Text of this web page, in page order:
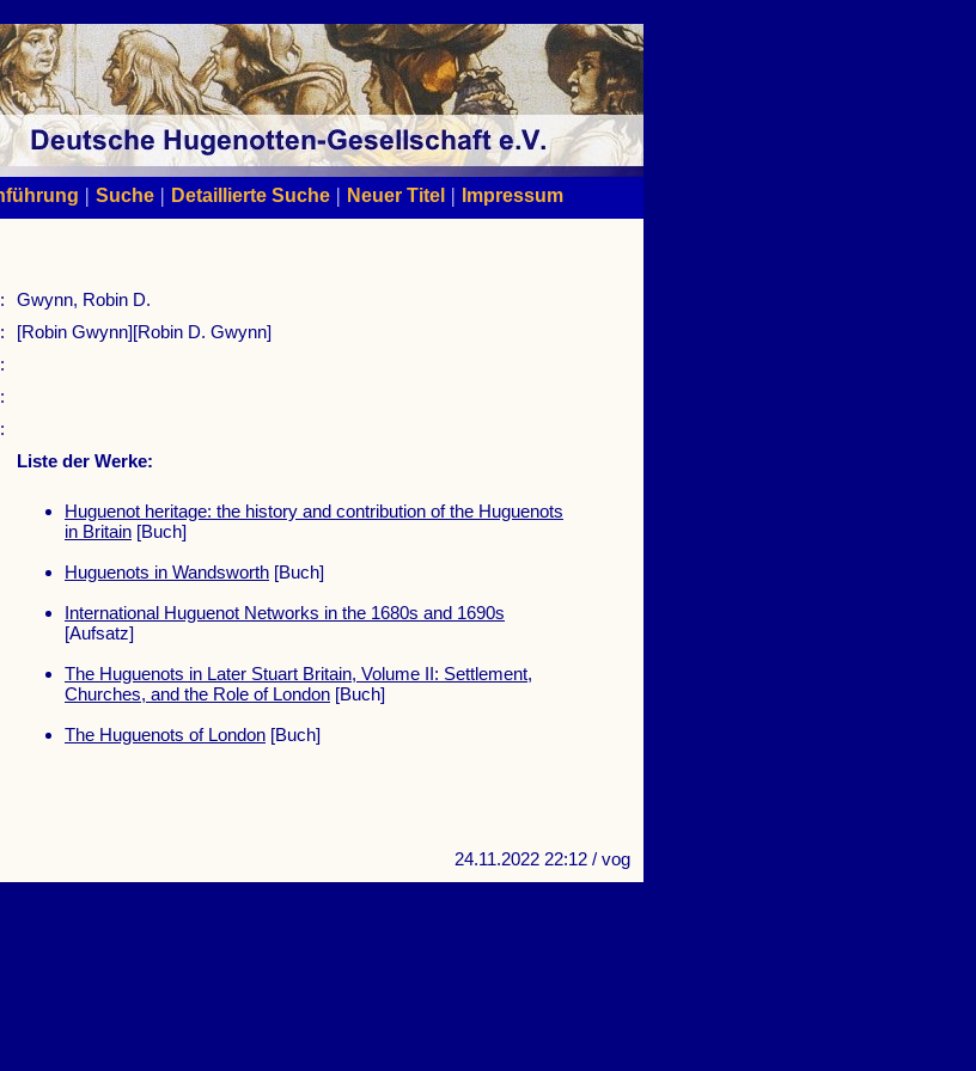
| Suche | Detaillierte Suche | Neuer Titel | Impressum
Gwynn, Robin D.
[Robin Gwynn][Robin D. Gwynn]
Liste der Werke:
Huguenot heritage: the history and contribution of the Huguenots
in Britain [Buch]
Huguenots in Wandsworth [Buch]
International Huguenot Networks in the 1680s and 1690s
[Aufsatz]
The Huguenots in Later Stuart Britain, Volume II: Settlement,
Churches, and the Role of London [Buch]
The Huguenots of London [Buch]
24.11.2022 22:12 / vog